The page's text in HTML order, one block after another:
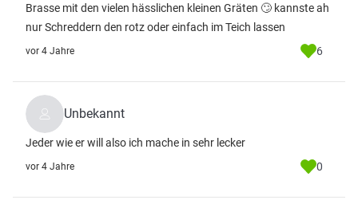
Brasse mit den vielen hässlichen kleinen Gräten 🙄 kannste ah
nur Schreddern den rotz oder einfach im Teich lassen
vor 4 Jahre 6
Unbekannt
Jeder wie er will also ich mache in sehr lecker
vor 4 Jahre 0